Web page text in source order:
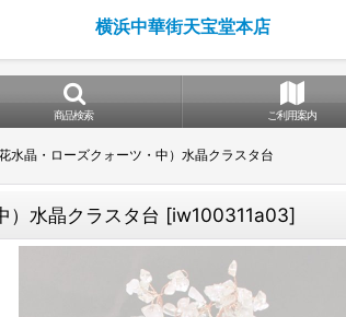
横浜中華街天宝堂本店
商品検索 ご利用案内
水晶・ローズクォーツ・中）水晶クラスタ台
）水晶クラスタ台 [iw100311a03]